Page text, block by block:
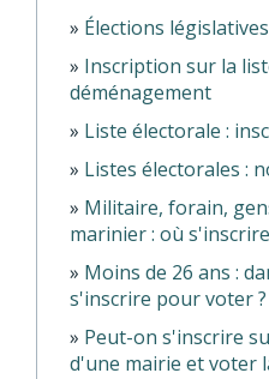
Élections législatives
Inscription sur la
déménagement
Liste électorale :
Listes électorales :
Militaire, forain,
marinier : où
Moins de 26 ans :
s'inscrire pour voter ?
Peut-on s'inscrire
d'une mairie et voter